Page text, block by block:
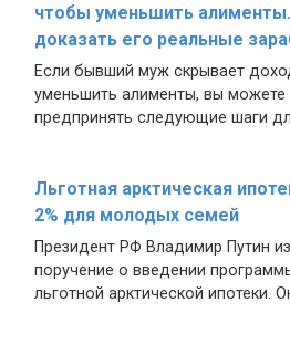
чтобы уменьшить
доказать его реальные
Если бывший муж скрывает
уменьшить алименты, вы можете
предпринять следующие шаги
Льготная арктическая
2% для молодых семей
Президент РФ Владимир Путин
поручение о введении
льготной арктической ипотеки.